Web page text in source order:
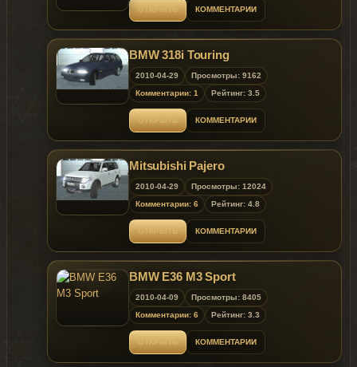
КОММЕНТАРИИ
BMW 318i Touring
2010-04-29
Просмотры: 9162
Комментарии: 1
Рейтинг: 3.5
КОММЕНТАРИИ
Mitsubishi Pajero
2010-04-29
Просмотры: 12024
Комментарии: 6
Рейтинг: 4.8
КОММЕНТАРИИ
BMW E36 M3 Sport
2010-04-09
Просмотры: 8405
Комментарии: 6
Рейтинг: 3.3
КОММЕНТАРИИ